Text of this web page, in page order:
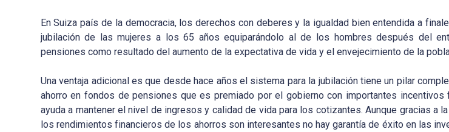
En Suiza país de la democracia, los derechos con deberes y la igualdad bien entendida a
jubilación de las mujeres a los 65 años equiparándolo al de los hombres después del
pensiones como resultado del aumento de la expectativa de vida y el envejecimiento de la
Una ventaja adicional es que desde hace años el sistema para la jubilación tiene un pilar
ahorro en fondos de pensiones que es premiado por el gobierno con importantes
ayuda a mantener el nivel de ingresos y calidad de vida para los cotizantes. Aunque gracias a
los rendimientos financieros de los ahorros son interesantes no hay garantía de éxito en las